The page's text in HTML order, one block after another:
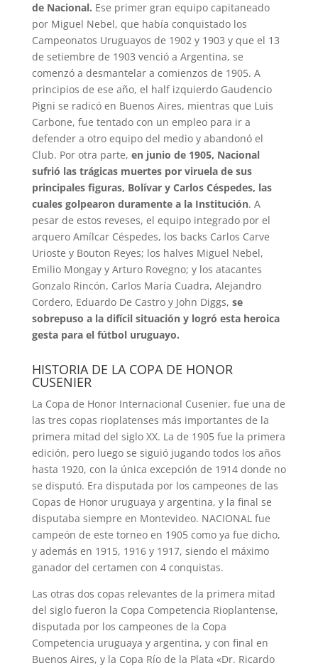
de Nacional. Ese primer gran equipo capitaneado
por Miguel Nebel, que había conquistado los
Campeonatos Uruguayos de 1902 y 1903 y que el 13
de setiembre de 1903 venció a Argentina, se
comenzó a desmantelar a comienzos de 1905. A
principios de ese año, el half izquierdo Gaudencio
Pigni se radicó en Buenos Aires, mientras que Luis
Carbone, fue tentado con un empleo para ir a
defender a otro equipo del medio y abandonó el
Club. Por otra parte, en junio de 1905, Nacional
sufrió las trágicas muertes por viruela de sus
principales figuras, Bolívar y Carlos Céspedes, las
cuales golpearon duramente a la Institución. A
pesar de estos reveses, el equipo integrado por el
arquero Amílcar Céspedes, los backs Carlos Carve
Urioste y Bouton Reyes; los halves Miguel Nebel,
Emilio Mongay y Arturo Rovegno; y los atacantes
Gonzalo Rincón, Carlos María Cuadra, Alejandro
Cordero, Eduardo De Castro y John Diggs, se
sobrepuso a la difícil situación y logró esta heroica
gesta para el fútbol uruguayo.
HISTORIA DE LA COPA DE HONOR
CUSENIER
La Copa de Honor Internacional Cusenier, fue una de
las tres copas rioplatenses más importantes de la
primera mitad del siglo XX. La de 1905 fue la primera
edición, pero luego se siguió jugando todos los años
hasta 1920, con la única excepción de 1914 donde no
se disputó. Era disputada por los campeones de las
Copas de Honor uruguaya y argentina, y la final se
disputaba siempre en Montevideo. NACIONAL fue
campeón de este torneo en 1905 como ya fue dicho,
y además en 1915, 1916 y 1917, siendo el máximo
ganador del certamen con 4 conquistas.
Las otras dos copas relevantes de la primera mitad
del siglo fueron la Copa Competencia Rioplantense,
disputada por los campeones de la Copa
Competencia uruguaya y argentina, y con final en
Buenos Aires, y la Copa Río de la Plata «Dr. Ricardo